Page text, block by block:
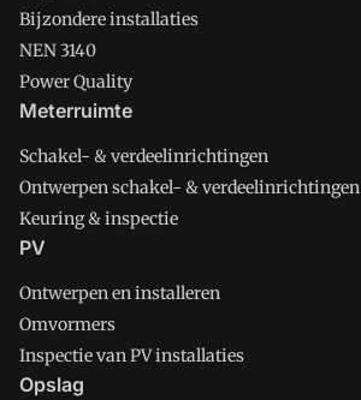
Bijzondere installaties
NEN 3140
Power Quality
Meterruimte
Schakel- & verdeelinrichtingen
Ontwerpen schakel- & verdeelinrichtingen
Keuring & inspectie
PV
Ontwerpen en installeren
Omvormers
Inspectie van PV installaties
Opslag